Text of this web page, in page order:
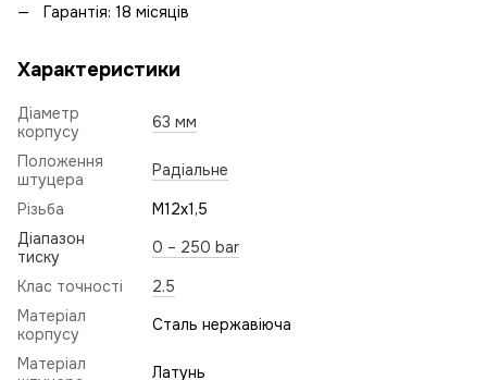
Гарантія: 18 місяців
Характеристики
Діаметр
корпусу
63 мм
Положення
штуцера
Радіальне
Різьба
M12x1,5
Діапазон
тиску
0 – 250 bar
Клас точності
2.5
Матеріал
корпусу
Сталь нержавіюча
Матеріал
Латунь